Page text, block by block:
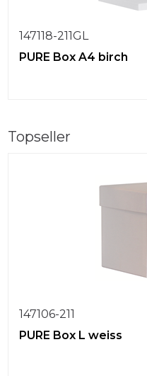
147118-211GL
PURE Box A4 birch
Topseller
147106-211
PURE Box L weiss